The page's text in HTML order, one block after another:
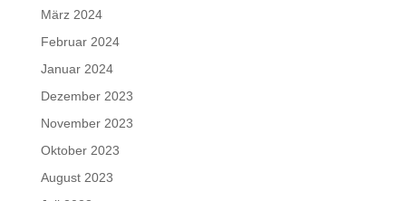
März 2024
Februar 2024
Januar 2024
Dezember 2023
November 2023
Oktober 2023
August 2023